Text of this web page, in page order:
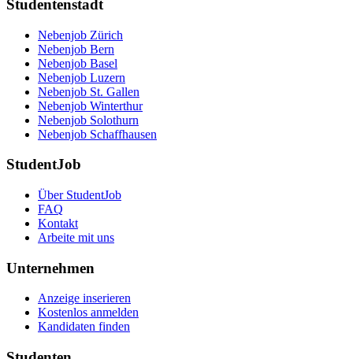
Studentenstadt
Nebenjob Zürich
Nebenjob Bern
Nebenjob Basel
Nebenjob Luzern
Nebenjob St. Gallen
Nebenjob Winterthur
Nebenjob Solothurn
Nebenjob Schaffhausen
StudentJob
Über StudentJob
FAQ
Kontakt
Arbeite mit uns
Unternehmen
Anzeige inserieren
Kostenlos anmelden
Kandidaten finden